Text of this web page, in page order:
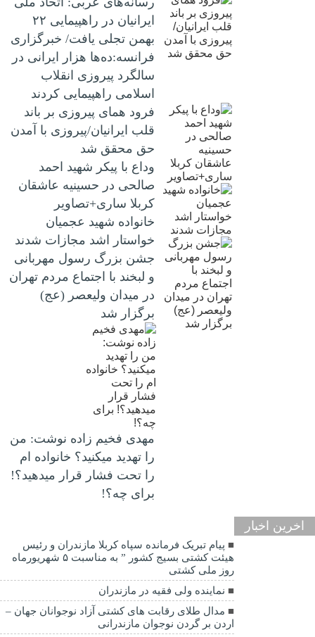
ایرانیان در راهپیمایی ۲۲
بهمن تجلی یافت/ خبرگزاری
فرانسه:ده‌ها هزار ایرانی در
سالگرد پیروزی انقلاب
اسلامی راهپیمایی کردند
فرود همای پیروزی بر باند
قلب ایرانیان/پیروزی با آمدن
حق محقق شد
وداع با پیکر شهید احمد
صالحی‌ در حسینیه عاشقان
کربلا ساری+تصاویر
خانواده شهید عجمیان
خواستار اشد مجازات شدند
جشن بزرگ رسول مهربانی
و لبخند با اجتماع مردم تهران
در میدان ولیعصر (عج)
برگزار شد
مهدی فخیم زاده نوشت: من
را تهدید میکنید؟ خانواده ام
را‌ تحت فشار قرار میدهید؟!
برای چه؟!
اخرین اخبار
پیام تبریک فرمانده سپاه کربلا مازندران و رئیس
هیئت کشتی بسیج کشور ” به مناسبت ۵ شهریورماه
روز ملی کشتی
نماينده ولی فقیه در مازندران
مدال طلای رقابت های کشتی آزاد نوجوانان جهان –
اردن بر گردن نوجوان مازندرانی